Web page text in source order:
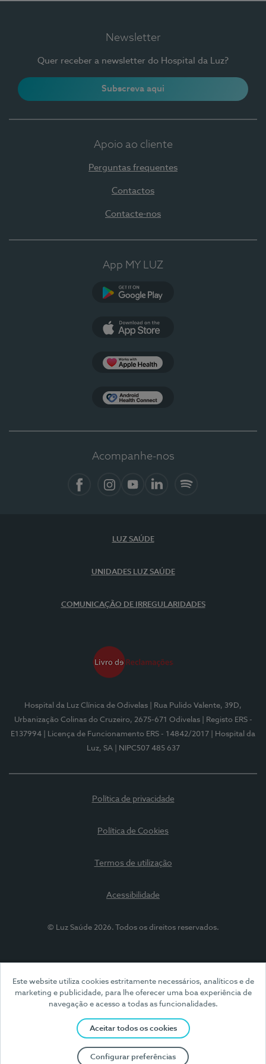
Este website utiliza cookies estritamente necessários, analíticos e de
marketing e publicidade, para lhe oferecer uma boa experiência de
navegação e acesso a todas as funcionalidades.
Aceitar todos os cookies
Configurar preferências
Newsletter
Quer receber a newsletter do Hospital da Luz?
Subscreva aqui
Apoio ao cliente
Perguntas frequentes
Contactos
Contacte-nos
App MY LUZ
Acompanhe-nos
LUZ SAÚDE
UNIDADES LUZ SAÚDE
COMUNICAÇÃO DE IRREGULARIDADES
Hospital da Luz Clínica de Odivelas
| Rua Pulido Valente, 39D,
Urbanização Colinas do Cruzeiro, 2675-671 Odivelas
| Registo ERS -
E137994
| Licença de Funcionamento ERS - 14842/2017
| Hospital da
Luz, SA
| NIPC507 485 637
Política de privacidade
Política de Cookies
Termos de utilização
Acessibilidade
© Luz Saúde 2026. Todos os direitos reservados.